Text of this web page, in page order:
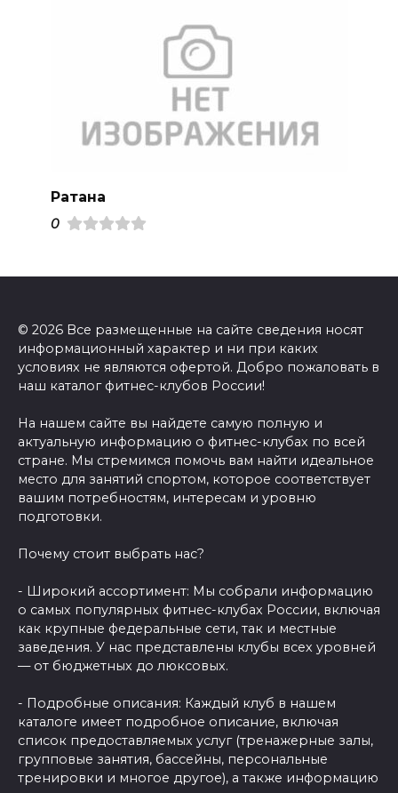
Ратана
0
© 2026 Все размещенные на сайте сведения носят
информационный характер и ни при каких
условиях не являются офертой. Добро пожаловать в
наш каталог фитнес-клубов России!
На нашем сайте вы найдете самую полную и
актуальную информацию о фитнес-клубах по всей
стране. Мы стремимся помочь вам найти идеальное
место для занятий спортом, которое соответствует
вашим потребностям, интересам и уровню
подготовки.
Почему стоит выбрать нас?
- Широкий ассортимент: Мы собрали информацию
о самых популярных фитнес-клубах России, включая
как крупные федеральные сети, так и местные
заведения. У нас представлены клубы всех уровней
— от бюджетных до люксовых.
- Подробные описания: Каждый клуб в нашем
каталоге имеет подробное описание, включая
список предоставляемых услуг (тренажерные залы,
групповые занятия, бассейны, персональные
тренировки и многое другое), а также информацию